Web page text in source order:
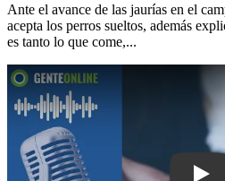
Ante el avance de las jaurías en el
acepta los perros sueltos, además
es tanto lo que come,...